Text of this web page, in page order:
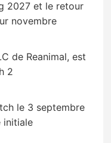
2027 et le retour
novembre
de Reanimal, est
2
le 3 septembre
initiale